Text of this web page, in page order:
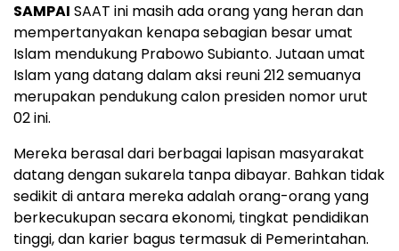
SAMPAI SAAT ini masih ada orang yang heran dan
mempertanyakan kenapa sebagian besar umat
Islam mendukung Prabowo Subianto. Jutaan umat
Islam yang datang dalam aksi reuni 212 semuanya
merupakan pendukung calon presiden nomor urut
02 ini.
Mereka berasal dari berbagai lapisan masyarakat
datang dengan sukarela tanpa dibayar. Bahkan tidak
sedikit di antara mereka adalah orang-orang yang
berkecukupan secara ekonomi, tingkat pendidikan
tinggi, dan karier bagus termasuk di Pemerintahan.